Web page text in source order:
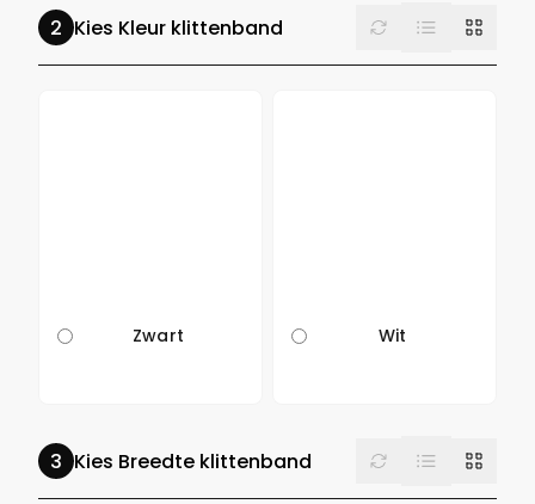
Kies Kleur klittenband Reset List Grid
Zwart Wit
Kies Breedte klittenband Reset List Grid